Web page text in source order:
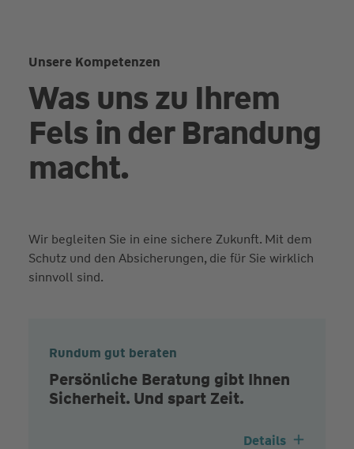
Unsere Kompetenzen
Was uns zu Ihrem
Fels in der Brandung
macht.
Wir begleiten Sie in eine sichere Zukunft. Mit dem
Schutz und den Absicherungen, die für Sie wirklich
sinnvoll sind.
Rundum gut beraten
Persönliche Beratung gibt Ihnen
Sicherheit. Und spart Zeit.
Details